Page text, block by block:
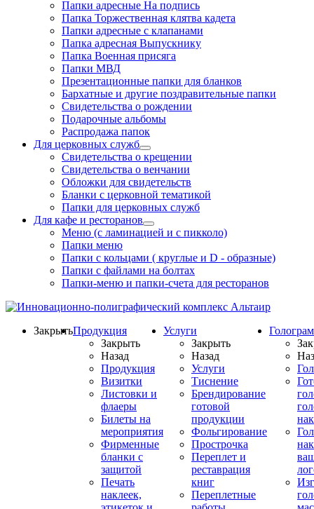
Папки адресные На подпись
Папка Торжественная клятва кадета
Папки адресные с клапанами
Папка адресная Выпускнику
Папка Военная присяга
Папки МВД
Презентационные папки для бланков
Бархатные и другие поздравительные папки
Свидетельства о рождении
Подарочные альбомы
Распродажа папок
Для церковных служб
Свидетельства о крещении
Свидетельства о венчании
Обложки для свидетельств
Бланки с церковной тематикой
Папки для церковных служб
Для кафе и ресторанов
Меню (с ламинацией и с пикколо)
Папки меню
Папки с кольцами ( круглые и D - образные)
Папки с файлами на болтах
Папки-меню и папки-счета для ресторанов
ЗакрытьПродукция
Закрыть
Назад
Продукция
Визитки
Листовки и
флаеры
Билеты на
мероприятия
Фирменные
бланки с
защитой
Печать
наклеек,
Услуги
Закрыть
Назад
Услуги
Тиснение
Брендирование
готовой
продукции
Фольгирование
Прострочка
Переплет и
реставрация
книг
Переплетные